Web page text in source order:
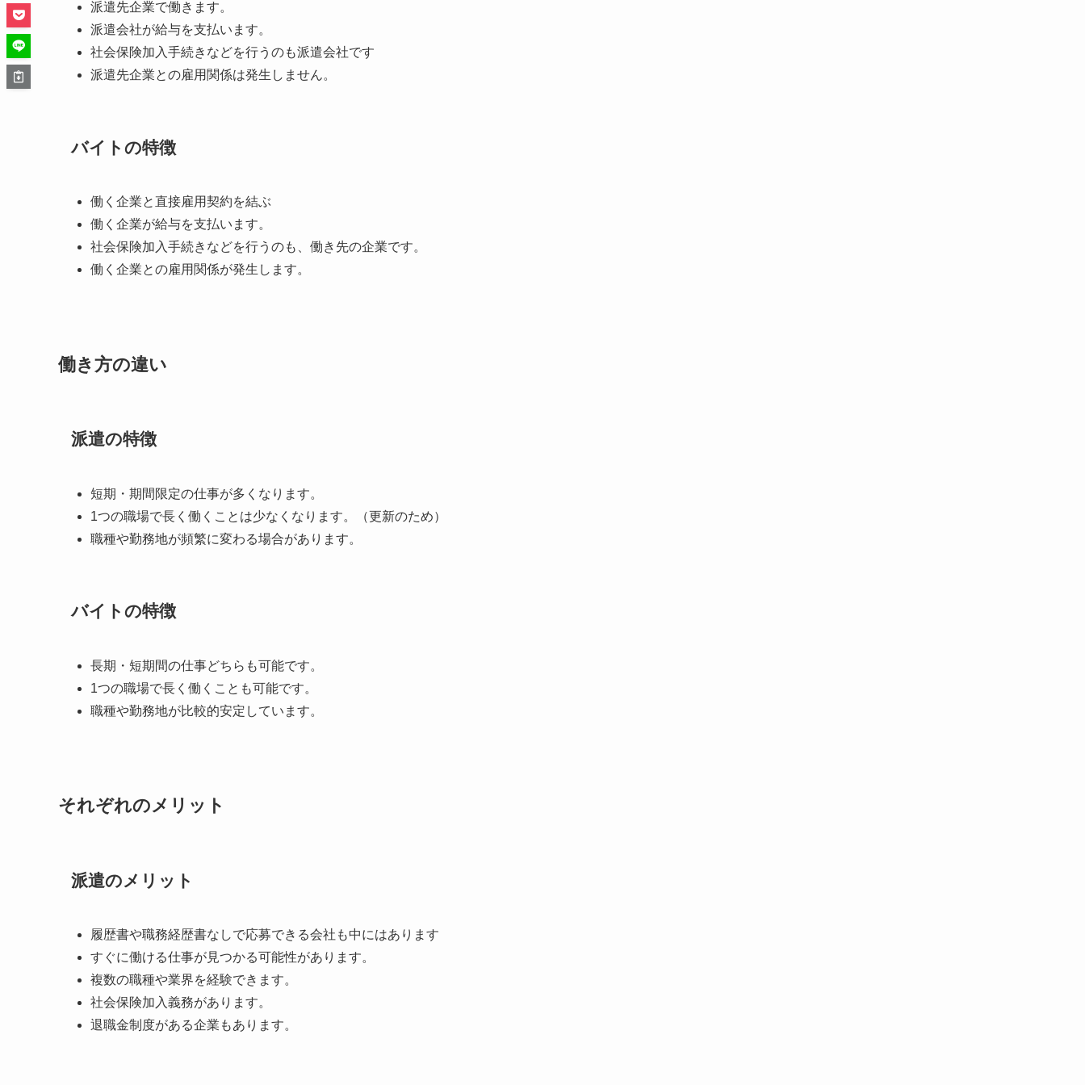
派遣先企業で働きます。
派遣会社が給与を支払います。
社会保険加入手続きなどを行うのも派遣会社です
派遣先企業との雇用関係は発生しません。
バイトの特徴
働く企業と直接雇用契約を結ぶ
働く企業が給与を支払います。
社会保険加入手続きなどを行うのも、働き先の企業です。
働く企業との雇用関係が発生します。
働き方の違い
派遣の特徴
短期・期間限定の仕事が多くなります。
1つの職場で長く働くことは少なくなります。（更新のため）
職種や勤務地が頻繁に変わる場合があります。
バイトの特徴
長期・短期間の仕事どちらも可能です。
1つの職場で長く働くことも可能です。
職種や勤務地が比較的安定しています。
それぞれのメリット
派遣のメリット
履歴書や職務経歴書なしで応募できる会社も中にはあります
すぐに働ける仕事が見つかる可能性があります。
複数の職種や業界を経験できます。
社会保険加入義務があります。
退職金制度がある企業もあります。